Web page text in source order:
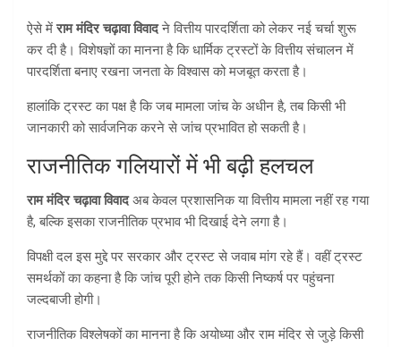
ऐसे मेंराम मंदिर चढ़ावा विवादने वित्तीय पारदर्शिता को लेकर नई चर्चा शुरू
कर दी है। विशेषज्ञों का मानना है कि धार्मिक ट्रस्टों के वित्तीय संचालन में
पारदर्शिता बनाए रखना जनता के विश्वास को मजबूत करता है।
हालांकि ट्रस्ट का पक्ष है कि जब मामला जांच के अधीन है, तब किसी भी
जानकारी को सार्वजनिक करने से जांच प्रभावित हो सकती है।
राजनीतिक गलियारों में भी बढ़ी हलचल
राम मंदिर चढ़ावा विवादअब केवल प्रशासनिक या वित्तीय मामला नहीं रह गया
है, बल्कि इसका राजनीतिक प्रभाव भी दिखाई देने लगा है।
विपक्षी दल इस मुद्दे पर सरकार और ट्रस्ट से जवाब मांग रहे हैं। वहीं ट्रस्ट
समर्थकों का कहना है कि जांच पूरी होने तक किसी निष्कर्ष पर पहुंचना
जल्दबाजी होगी।
राजनीतिक विश्लेषकों का मानना है कि अयोध्या और राम मंदिर से जुड़े किसी